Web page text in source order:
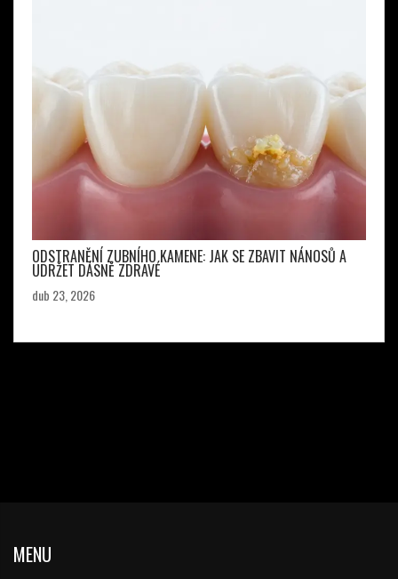
ODSTRANĚNÍ ZUBNÍHO KAMENE: JAK SE ZBAVIT NÁNOSŮ A
UDRŽET DÁSNĚ ZDRAVÉ
dub 23, 2026
MENU